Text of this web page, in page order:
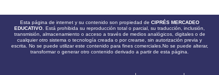
Esta página de internet y su contenido son propiedad de CIPRÉS MERCADEO
EDUCATIVO. Está prohibida su reproducción total o parcial, su traducción, inclusión,
transmisión, almacenamiento o acceso a través de medios analógicos, digitales o de
cualquier otro sistema o tecnología creada o por crearse, sin autorización previa y
escrita. No se puede utilizar este contenido para fines comerciales.No se puede alterar,
transformar o generar otro contenido derivado a partir de esta página.